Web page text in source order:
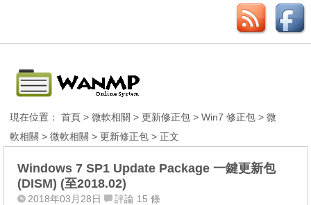
現在位置：首頁 >微軟相關 >更新修正包 >Win7 修正包 >微
軟相關 >微軟相關 >更新修正包 > 正文
Windows 7 SP1 Update Package 一鍵更新包
(DISM) (至2018.02)
2018年03月28日 評論 15 條